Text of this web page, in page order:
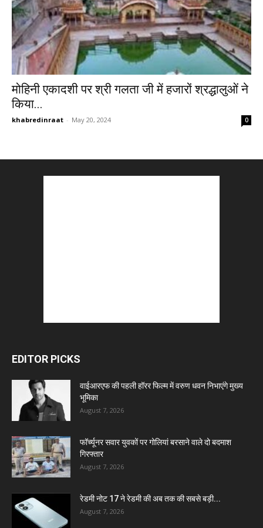
मोहिनी एकादशी पर श्री गलता जी में हजारों श्रद्धालुओं ने
किया...
khabredinraat - May 20, 2024 0
EDITOR PICKS
वाईआरएफ की पहली हॉरर फिल्म में वरुण धवन निभाएंगे मुख्य
भूमिका
August 7, 2026
फॉर्च्यूनर सवार युवकों पर गोलियां बरसाने वाले दो बदमाश
गिरफ्तार
August 7, 2026
रेडमी नोट 17 ने रेडमी की अब तक की सबसे बड़ी...
August 7, 2026